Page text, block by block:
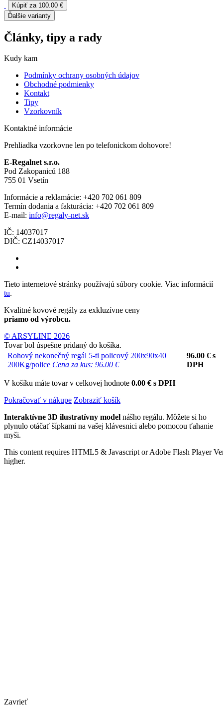
Kúpiť za 100.00 €
Ďalšie varianty
Články, tipy a rady
Kudy kam
Podmínky ochrany osobných údajov
Obchodné podmienky
Kontakt
Tipy
Vzorkovník
Kontaktné informácie
Prehliadka vzorkovne len po telefonickom dohovore!
E-Regalnet s.r.o.
Pod Zakopaniců 188
755 01 Vsetín
Informácie a reklamácie: +420 702 061 809
Termín dodania a fakturácia: +420 702 061 809
E-mail: info@regaly-net.sk
IČ: 14037017
DIČ: CZ14037017
Tieto internetové stránky používajú súbory cookie. Viac informácií
tu.
Kvalitné kovové regály za exkluzívne ceny
priamo od výrobcu.
© ARSYLINE 2026
Tovar bol úspešne pridaný do košíka.
Rohový nekonečný regál 5-ti policový 200x90x40
200Kg/police Cena za kus: 96.00 €
96.00 € s
DPH
V košíku máte tovar v celkovej hodnote 0.00 € s DPH
Pokračovať v nákupe Zobraziť košík
Interaktívne 3D ilustratívny model nášho regálu. Môžete si ho
plynulo otáčať šípkami na vašej klávesnici alebo pomocou ťahanie
myši.
This content requires HTML5 & Javascript or Adobe Flash Player
higher.
Zavrieť